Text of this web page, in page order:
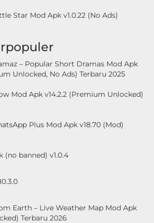
Star Mod Apk v1.0.22 (No Ads)
– Popular Short Dramas Mod Apk
Unlocked, No Ads) Terbaru 2025
Mod Apk v14.2.2 (Premium Unlocked)
Plus Mod Apk v18.70 (Mod)
(no banned) v1.0.4
Earth – Live Weather Map Mod Apk
Terbaru 2026